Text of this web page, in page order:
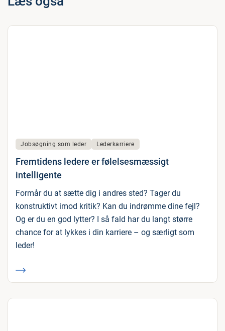
Jobsøgning som leder Lederkarriere
Fremtidens ledere er følelsesmæssigt
intelligente
Formår du at sætte dig i andres sted? Tager du
konstruktivt imod kritik? Kan du indrømme dine fejl?
Og er du en god lytter? I så fald har du langt større
chance for at lykkes i din karriere – og særligt som
leder!